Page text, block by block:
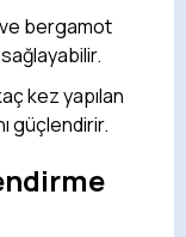
bergamot
kez yapılan
güçlendirir.